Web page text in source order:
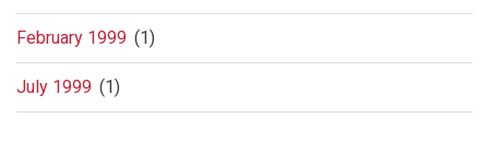
February 1999 (1)
July 1999 (1)